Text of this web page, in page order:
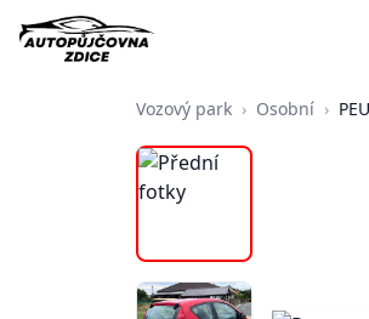
Vozový park › Osobní ›